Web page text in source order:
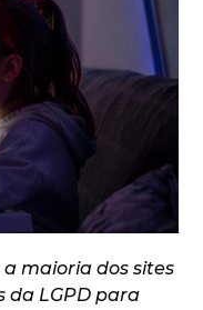
maioria dos sites
da LGPD para